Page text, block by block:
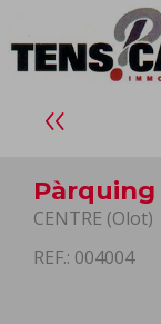
Pàrquing
CENTRE (Olot)
REF.: 004004